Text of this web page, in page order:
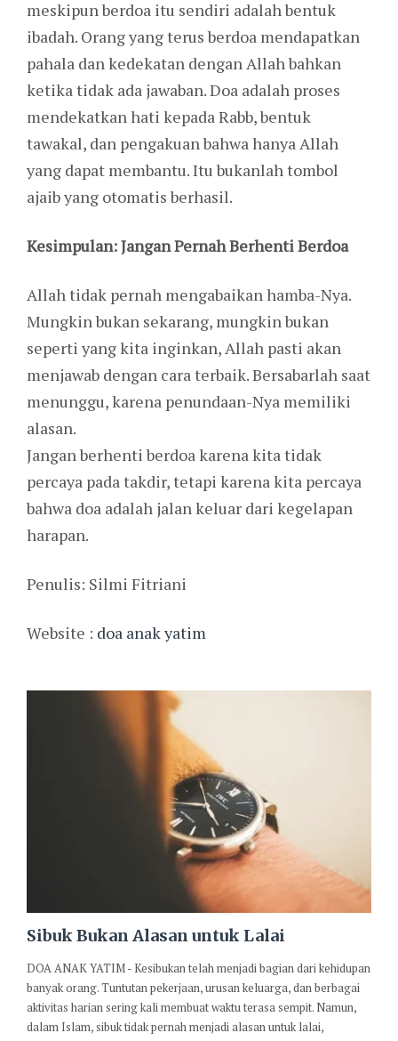
meskipun berdoa itu sendiri adalah bentuk
ibadah. Orang yang terus berdoa mendapatkan
pahala dan kedekatan dengan Allah bahkan
ketika tidak ada jawaban. Doa adalah proses
mendekatkan hati kepada Rabb, bentuk
tawakal, dan pengakuan bahwa hanya Allah
yang dapat membantu. Itu bukanlah tombol
ajaib yang otomatis berhasil.
Kesimpulan: Jangan Pernah Berhenti Berdoa
Allah tidak pernah mengabaikan hamba-Nya.
Mungkin bukan sekarang, mungkin bukan
seperti yang kita inginkan, Allah pasti akan
menjawab dengan cara terbaik. Bersabarlah saat
menunggu, karena penundaan-Nya memiliki
alasan.
Jangan berhenti berdoa karena kita tidak
percaya pada takdir, tetapi karena kita percaya
bahwa doa adalah jalan keluar dari kegelapan
harapan.
Penulis: Silmi Fitriani
Website : doa anak yatim
Sibuk Bukan Alasan untuk Lalai
DOA ANAK YATIM - Kesibukan telah menjadi bagian dari kehidupan
banyak orang. Tuntutan pekerjaan, urusan keluarga, dan berbagai
aktivitas harian sering kali membuat waktu terasa sempit. Namun,
dalam Islam, sibuk tidak pernah menjadi alasan untuk lalai,